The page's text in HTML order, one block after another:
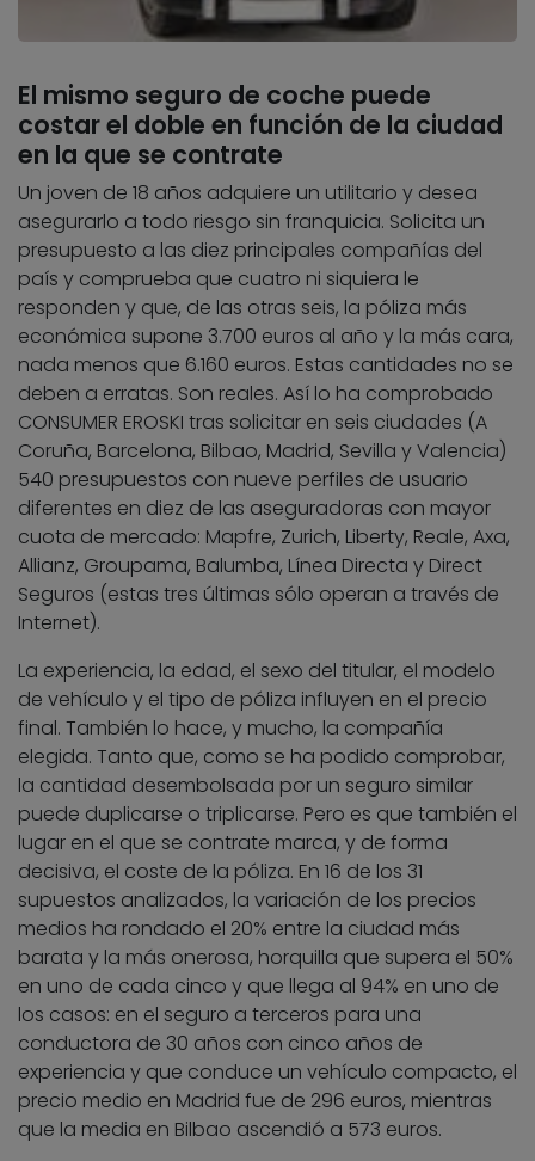
El mismo seguro de coche puede
costar el doble en función de la ciudad
en la que se contrate
Un joven de 18 años adquiere un utilitario y desea
asegurarlo a todo riesgo sin franquicia. Solicita un
presupuesto a las diez principales compañías del
país y comprueba que cuatro ni siquiera le
responden y que, de las otras seis, la póliza más
económica supone 3.700 euros al año y la más cara,
nada menos que 6.160 euros. Estas cantidades no se
deben a erratas. Son reales. Así lo ha comprobado
CONSUMER EROSKI tras solicitar en seis ciudades (A
Coruña, Barcelona, Bilbao, Madrid, Sevilla y Valencia)
540 presupuestos con nueve perfiles de usuario
diferentes en diez de las aseguradoras con mayor
cuota de mercado: Mapfre, Zurich, Liberty, Reale, Axa,
Allianz, Groupama, Balumba, Línea Directa y Direct
Seguros (estas tres últimas sólo operan a través de
Internet).
La experiencia, la edad, el sexo del titular, el modelo
de vehículo y el tipo de póliza influyen en el precio
final. También lo hace, y mucho, la compañía
elegida. Tanto que, como se ha podido comprobar,
la cantidad desembolsada por un seguro similar
puede duplicarse o triplicarse. Pero es que también el
lugar en el que se contrate marca, y de forma
decisiva, el coste de la póliza. En 16 de los 31
supuestos analizados, la variación de los precios
medios ha rondado el 20% entre la ciudad más
barata y la más onerosa, horquilla que supera el 50%
en uno de cada cinco y que llega al 94% en uno de
los casos: en el seguro a terceros para una
conductora de 30 años con cinco años de
experiencia y que conduce un vehículo compacto, el
precio medio en Madrid fue de 296 euros, mientras
que la media en Bilbao ascendió a 573 euros.